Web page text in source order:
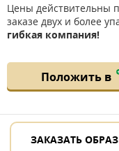
Цены действительны
заказе двух и более
гибкая компания!
Положить в
ЗАКАЗАТЬ